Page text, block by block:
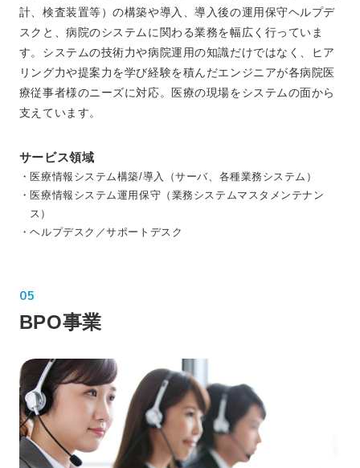
計、検査装置等）の構築や導入、導入後の運用保守ヘルプデ
スクと、病院のシステムに関わる業務を幅広く行っていま
す。システムの技術力や病院運用の知識だけではなく、ヒア
リング力や提案力を学び経験を積んだエンジニアが各病院医
療従事者様のニーズに対応。医療の現場をシステムの面から
支えています。
サービス領域
・医療情報システム構築/導入（サーバ、各種業務システム）
・医療情報システム運用保守（業務システムマスタメンテナン
ス）
・ヘルプデスク／サポートデスク
05
BPO事業